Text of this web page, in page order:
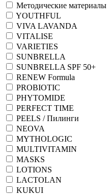
Методические материалы
YOUTHFUL
VIVA LAVANDA
VITALISE
VARIETIES
SUNBRELLA
SUNBRELLA SPF 50+
RENEW Formula
PROBIOTIC
PHYTOMIDE
PERFECT TIME
PEELS / Пилинги
NEOVA
MYTHOLOGIC
MULTIVITAMIN
MASKS
LOTIONS
LACTOLAN
KUKUI